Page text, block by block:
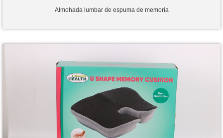
Almohada lumbar de espuma de memoria